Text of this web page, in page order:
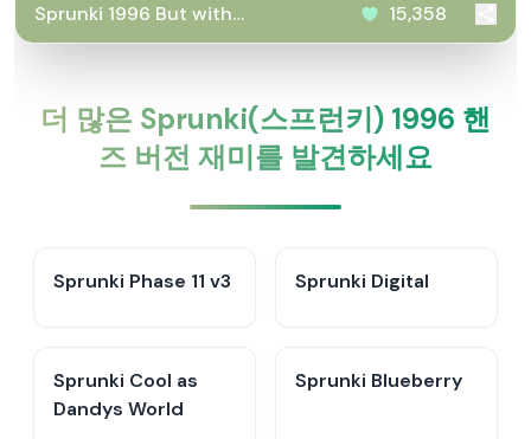
Sprunki 1996 But with
Hands
15,358
더 많은 Sprunki(스프런키) 1996 핸
즈 버전 재미를 발견하세요
Sprunki Phase 11 v3 Sprunki Digital
Sprunki Cool as
Dandys World
Sprunki Blueberry